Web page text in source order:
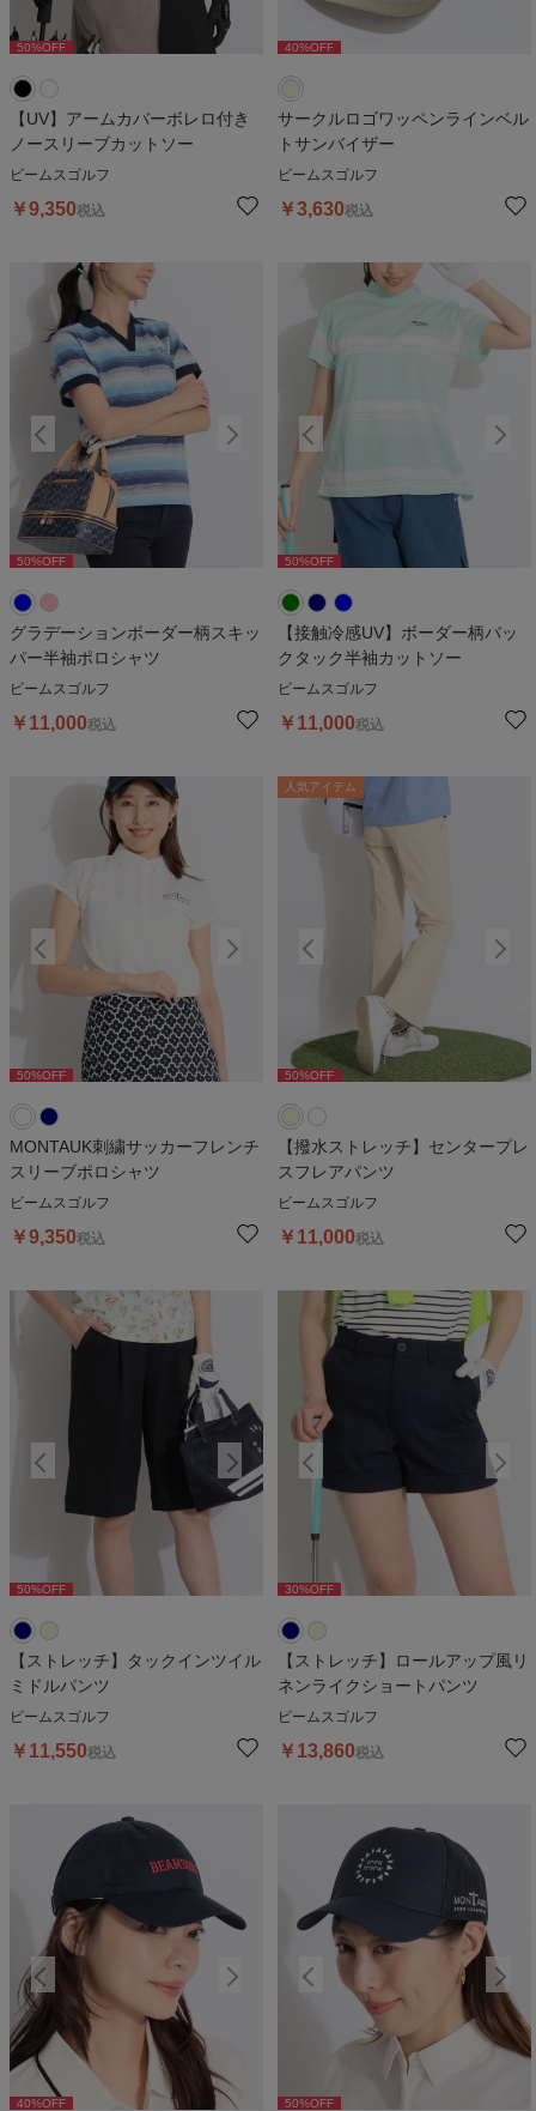
50%OFF %OFF
【UV】アームカバーボレロ付き
ノースリーブカットソー
ビームスゴルフ
￥9,350税込
40%OFF
サークルロゴワッペンラインベル
トサンバイザー
ビームスゴルフ
￥3,630税込
50%OFF %OFF
グラデーションボーダー柄スキッ
パー半袖ポロシャツ
ビームスゴルフ
￥ 11,000税込
50%OFF 50%OFF
【接触冷感UV】ボーダー柄バッ
クタック半袖カットソー
ビームスゴルフ
￥ 11,000税込
50%OFF %OFF
MONTAUK刺繍サッカーフレンチ
スリーブポロシャツ
ビームスゴルフ
￥9,350税込
50%OFF
人気アイテム
50%OFF
【撥水ストレッチ】センタープレ
スフレアパンツ
ビームスゴルフ
￥ 11,000税込
50%OFF %OFF
【ストレッチ】タックインツイル
ミドルパンツ
ビームスゴルフ
￥ 11,550税込
30%OFF 30%OFF
【ストレッチ】ロールアップ風リ
ネンライクショートパンツ
ビームスゴルフ
￥ 13,860税込
40%OFF %OFF
50%OFF 50%OFF